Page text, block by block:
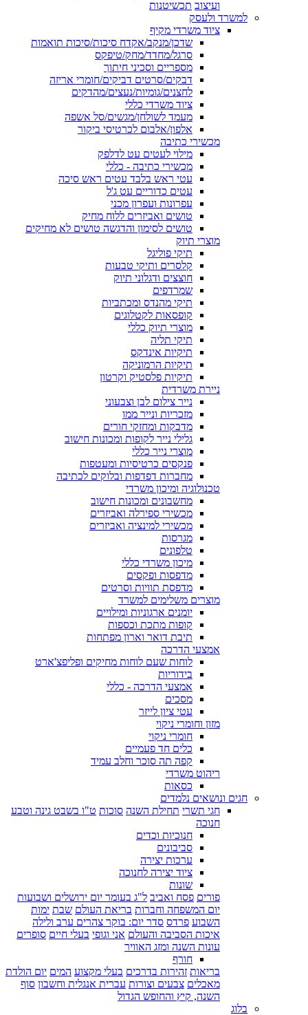
ועיצוב תכשיטנות
למשרד ולעסק
ציוד משרדי מקיף
שדכן/מנקב/אקדח סיכות/סיכות תואמות
סרגל/מחדד/מחק/טיפקס
מספריים וסכיני חיתוך
דבקים/סרטים דביקים/חומרי אריזה
לחצנים/גומיות/נעצים/מהדקים
ציוד משרדי כללי
מעמד לשולחן/מגשים/סל אשפה
אלפון/אלבום לכרטיסי ביקור
מכשירי כתיבה
מילוי לעטים עט לדלפק
מכשירי כתיבה - כללי
עטי ראש בלבד עטים ראש סיכה
עטים כדוריים עט ג'ל
עפרונות ועפרון מכני
טושים ואביזרים ללוח מחיק
טושים לסימון והדגשה טושים לא מחיקים
מוצרי תיוק
תיקי פוליגל
קלסרים ותיקי טבעות
חוצצים ודגלוני תיוק
שמרדפים
תיקי מהנדס ומכתביות
קופסאות לקטלוגים
מוצרי תיוק כללי
תיקי תליה
תיקיות אינדקס
תיקיות הרמוניקה
תיקיות פלסטיק וקרטון
ניירת משרדית
נייר צילום לבן וצבעוני
מזכריות ונייר ממו
מדבקות ומחזקי חורים
גלילי נייר לקופות ומכונות חישוב
מוצרי נייר כללי
פנקסים כרטיסיות ומעטפות
מחברות דפדפות ובלוקים לכתיבה
טכנולוגיה ומיכון משרדי
מחשבונים ומכונות חישוב
מכשירי ספירלה ואביזרים
מכשירי למינציה ואביזרים
מגרסות
טלפונים
מיכון משרדי כללי
מדפסות ופקסים
מדפסת תוויות וסרטים
מוצרים משלימים למשרד
יומנים ארגוניות ומילויים
קופות מתכת וכספות
תיבת דואר וארון מפתחות
אמצעי הדרכה
לוחות שעם לוחות מחיקים ופליפצ'ארט
בידוריות
אמצעי הדרכה - כללי
מסכים
עטי ציון לייזר
מזון וחומרי ניקוי
חומרי ניקוי
כלים חד פעמיים
קפה תה סוכר וחלב עמיד
ריהוט משרדי
כסאות
חגים ונושאים נלמדים
חגי תשרי תחילת השנה סוכות ט"ו בשבט גינה וטבע
חנוכה
חנוכיות וכדים
סביבונים
ערכות יצירה
ציוד יצירה לחנוכה
שונות
פורים פסח ואביב ל"ג בעומר יום ירושלים ושבועות
יום המשפחה וחברות בריאת העולם שבת ימות
השבוע פרדס סדר יום: בוקר צהרים ערב ולילה
איכות הסביבה והעולם אני וגופי בעלי חיים סופרים
עונות השנה ומזג האוויר
חורף
בריאות זהירות בדרכים בעלי מקצוע המים יום הולדת
מאכלים צבעים וצורות עברית אנגלית וחשבון סוף
השנה, קיץ והחופש הגדול
בלוג